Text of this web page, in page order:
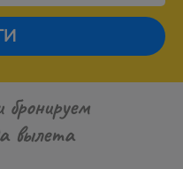
бронируем
вылета